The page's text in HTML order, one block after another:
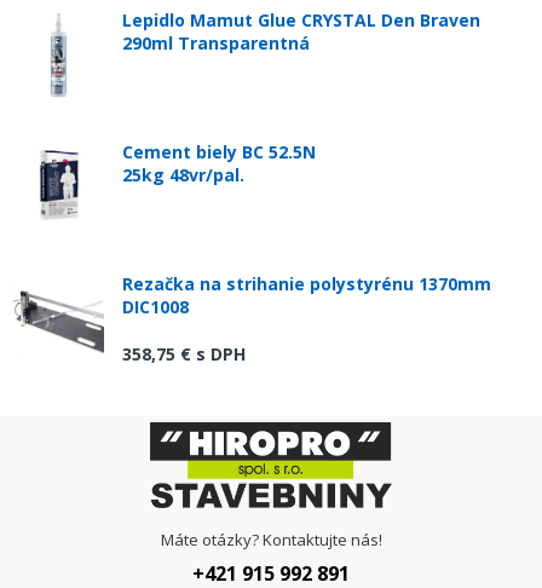
Lepidlo Mamut Glue CRYSTAL Den Braven
290ml Transparentná
Cement biely BC 52.5N
25kg 48vr/pal.
Rezačka na strihanie polystyrénu 1370mm
DIC1008
358,75 € s DPH
Máte otázky? Kontaktujte nás!
+421 915 992 891